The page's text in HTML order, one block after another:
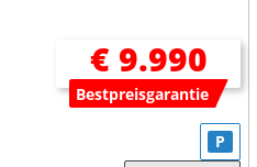
€ 9.990
Bestpreisgarantie
P